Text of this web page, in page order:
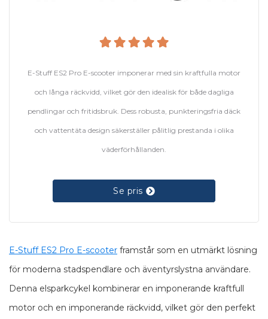
E-Stuff ES2 Pro E-scooter framstår som en utmärkt lösning
för moderna stadspendlare och äventyrslystna användare.
Denna elsparkcykel kombinerar en imponerande kraftfull
motor och en imponerande räckvidd, vilket gör den perfekt
E-Stuff ES2 Pro E-scooter imponerar med sin kraftfulla motor
och långa räckvidd, vilket gör den idealisk för både dagliga
pendlingar och fritidsbruk. Dess robusta, punkteringsfria däck
och vattentäta design säkerställer pålitlig prestanda i olika
väderförhållanden.
Se pris